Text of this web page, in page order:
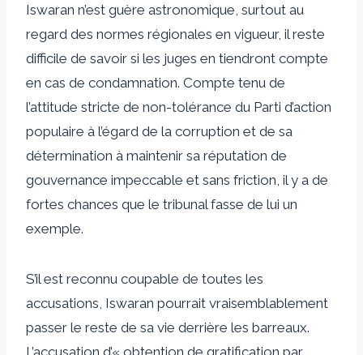
Iswaran n’est guère astronomique, surtout au
regard des normes régionales en vigueur, il reste
difficile de savoir si les juges en tiendront compte
en cas de condamnation. Compte tenu de
l’attitude stricte de non-tolérance du Parti d’action
populaire à l’égard de la corruption et de sa
détermination à maintenir sa réputation de
gouvernance impeccable et sans friction, il y a de
fortes chances que le tribunal fasse de lui un
exemple.
S’il est reconnu coupable de toutes les
accusations, Iswaran pourrait vraisemblablement
passer le reste de sa vie derrière les barreaux.
L’accusation d’« obtention de gratification par